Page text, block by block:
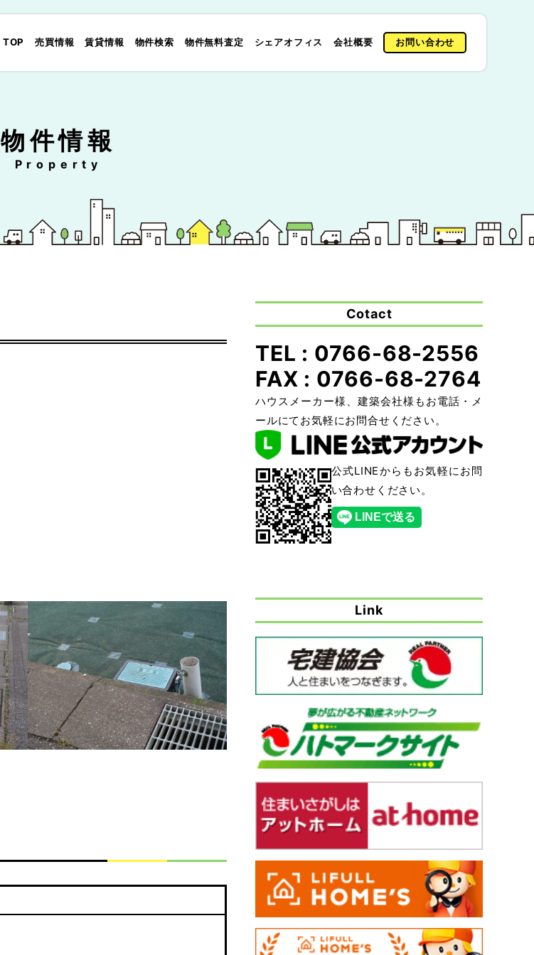
TOP 売買情報 賃貸情報 物件検索 物件無料査定 シェアオフィス 会社概要 お問い合わせ
物件情報
Cotact
TEL : 0766-68-2556
FAX : 0766-68-2764
ハウスメーカー様、建築会社様もお電話・メ
ールにてお気軽にお問合せください。
公式LINEからもお気軽にお問
い合わせください。
Link